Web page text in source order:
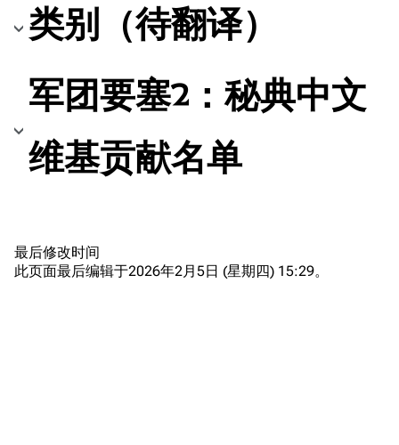
TF2 Classified Wiki
关于
类别（待翻译）
军团要塞2：秘典中文
维基贡献名单
最后修改时间
此页面最后编辑于2026年2月5日 (星期四) 15:29。